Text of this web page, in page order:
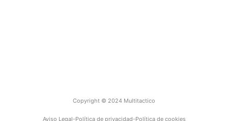
Copyright © 2024 Multitactico
Aviso Legal Política de privacidad Política de cookies